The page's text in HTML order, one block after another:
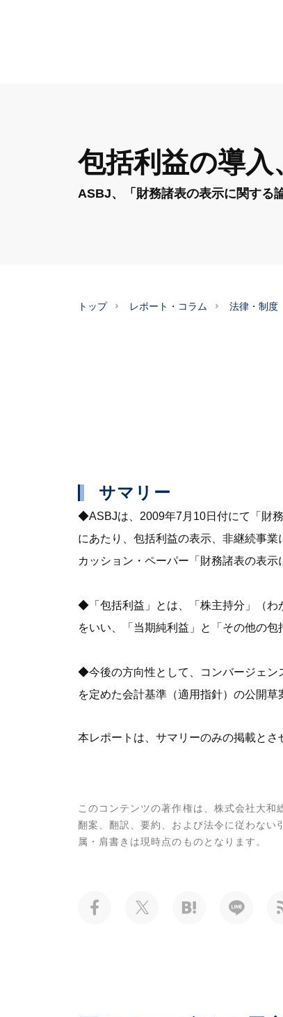
包括利益の導
ASBJ、「財務諸表の表示に関する
トップ レポート・コラム 法律・制度
サマリー
◆ASBJは、2009年7月10日付にて「財
にあたり、包括利益の表示、非継続事
カッション・ペーパー「財務諸表の表
◆「包括利益」とは、「株主持分」（わ
をいい、「当期純利益」と「その他の
◆今後の方向性として、コンバージェン
を定めた会計基準（適用指針）の公開
本レポートは、サマリーのみの掲載とさ
このコンテンツの著作権は、株式会社大和
翻案、翻訳、要約、および法令に従わな
属・肩書きは現時点のものとなります。